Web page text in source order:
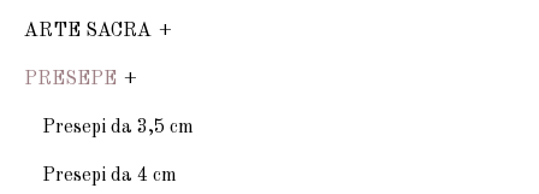
ARTE SACRA
PRESEPE
Presepi da 3,5 cm
Presepi da 4 cm